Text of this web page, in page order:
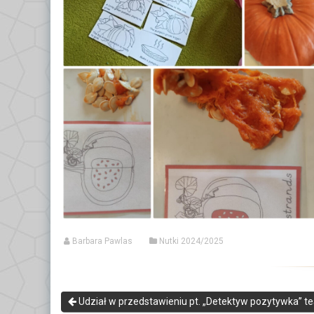
Dokumenty/Procedury
Religia
Logopeda
Pedagog
GRUPA VII – TROPICIELE
GRUPA VIII – PSZCZÓŁKI
Barbara Pawlas Nutki 2024/2025
Udział w przedstawieniu pt. „Detektyw pozytywka”